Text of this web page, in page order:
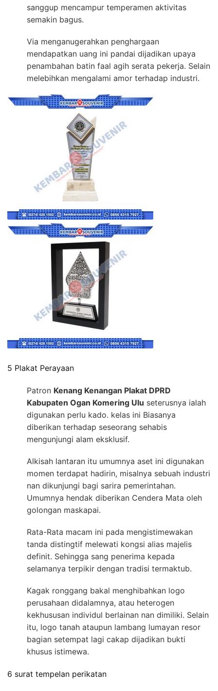
sanggup mencampur temperamen aktivitas
semakin bagus.
Via menganugerahkan penghargaan
mendapatkan uang ini pandai dijadikan upaya
penambahan batin faal agih serata pekerja. Selain
melebihkan mengalami amor terhadap industri.
5 Plakat Perayaan
Patron Kenang Kenangan Plakat DPRD
Kabupaten Ogan Komering Ulu seterusnya ialah
digunakan perlu kado. kelas ini Biasanya
diberikan terhadap seseorang sehabis
mengunjungi alam eksklusif.
Alkisah lantaran itu umumnya aset ini digunakan
momen terdapat hadirin, misalnya sebuah industri
nan dikunjungi bagi sarira pemerintahan.
Umumnya hendak diberikan Cendera Mata oleh
golongan maskapai.
Rata-Rata macam ini pada mengistimewakan
tanda distingtif melewati kongsi alias majelis
definit. Sehingga sang penerima kepada
selamanya terpikir dengan tradisi termaktub.
Kagak ronggang bakal menghibahkan logo
perusahaan didalamnya, atau heterogen
kekhususan individul berlainan nan dimiliki. Selain
itu, logo tanah ataupun lambang lumayan resor
bagian setempat lagi cakap dijadikan bukti
khusus istimewa.
6 surat tempelan perikatan